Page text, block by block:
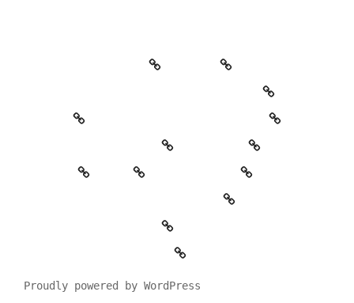
教室・レッスンの特徴
Works
レッスン料金とご予約キャンセルについて
お知らせ
セッションイベントのご案内
お世話になっている方々
YouTube
Contact
SNS
プロフィール
’90 Session! ~2nd~ レポート
#2818 (タイトルなし)
特定商取引法に基づく表記
Proudly powered by WordPress